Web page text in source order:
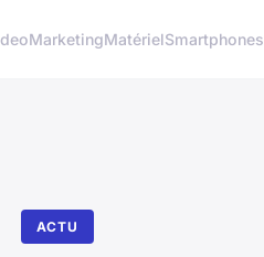
MarketingMatérielSmartphones
ACTU